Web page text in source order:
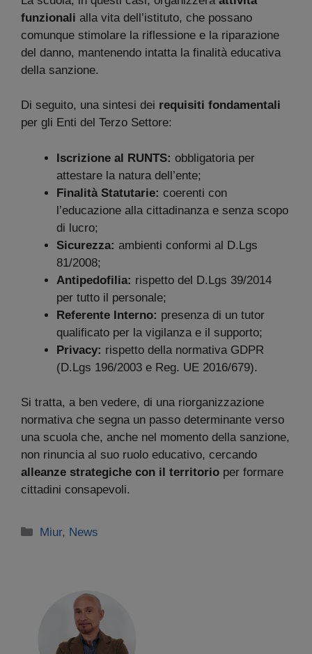
funzionali alla vita dell’istituto, che possano
comunque stimolare la riflessione e la riparazione
del danno, mantenendo intatta la finalità educativa
della sanzione.
Di seguito, una sintesi dei requisiti fondamentali
per gli Enti del Terzo Settore:
Iscrizione al RUNTS: obbligatoria per
attestare la natura dell’ente;
Finalità Statutarie: coerenti con
l’educazione alla cittadinanza e senza scopo
di lucro;
Sicurezza: ambienti conformi al D.Lgs
81/2008;
Antipedofilia: rispetto del D.Lgs 39/2014
per tutto il personale;
Referente Interno: presenza di un tutor
qualificato per la vigilanza e il supporto;
Privacy: rispetto della normativa GDPR
(D.Lgs 196/2003 e Reg. UE 2016/679).
Si tratta, a ben vedere, di una riorganizzazione
normativa che segna un passo determinante verso
una scuola che, anche nel momento della sanzione,
non rinuncia al suo ruolo educativo, cercando
alleanze strategiche con il territorio per formare
cittadini consapevoli.
Categorie
Miur, News